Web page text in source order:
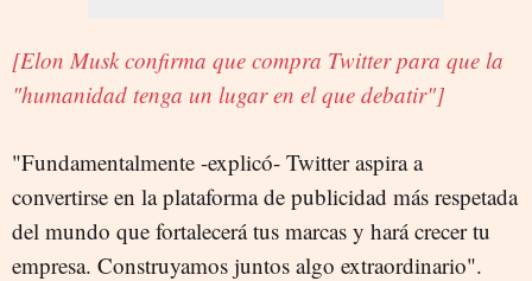
[Elon Musk confirma que compra Twitter para que la
"humanidad tenga un lugar en el que debatir"]
"Fundamentalmente -explicó- Twitter aspira a
convertirse en la plataforma de publicidad más respetada
del mundo que fortalecerá tus marcas y hará crecer tu
empresa. Construyamos juntos algo extraordinario".